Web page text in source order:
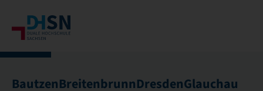
BautzenBreitenbrunnDresdenGlauchau